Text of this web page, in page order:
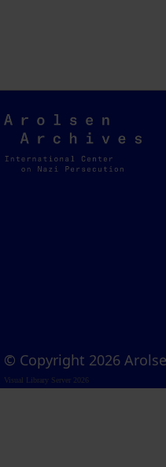
Arolsen
Archives
© Copyright 2026
Visual Library Server 2026